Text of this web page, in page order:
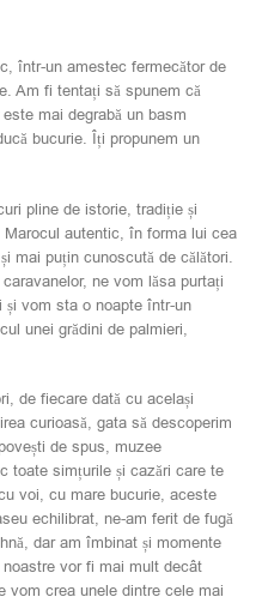
într-un amestec fermecător de
Am fi tentați să spunem că
mai degrabă un basm
bucurie. Îți propunem un
pline de istorie, tradiție și
autentic, în forma lui cea
mai puțin cunoscută de călători.
ne vom lăsa purtați
și vom sta o noapte într-un
unei grădini de palmieri,
de fiecare dată cu același
curioasă, gata să descoperim
de spus, muzee
toate simțurile și cazări care te
voi, cu mare bucurie, aceste
echilibrat, ne-am ferit de fugă
dar am îmbinat și momente
vor fi mai mult decât
vom crea unele dintre cele mai